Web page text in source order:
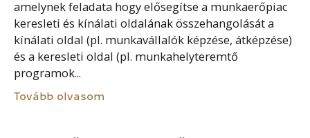
amelynek feladata hogy elősegítse a munkaerőpiac
keresleti és kínálati oldalának összehangolását a
kínálati oldal (pl. munkavállalók képzése, átképzése)
és a keresleti oldal (pl. munkahelyteremtő
programok...
Tovább olvasom